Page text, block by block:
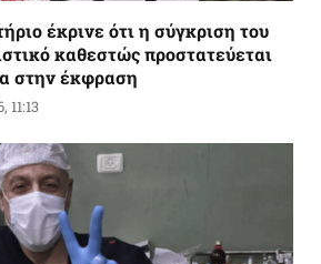
έκρινε ότι η σύγκριση του
καθεστώς προστατεύεται
στην έκφραση
11:13